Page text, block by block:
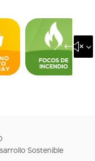
Sostenible